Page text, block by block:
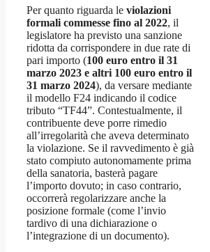
Per quanto riguarda le violazioni
formali commesse fino al 2022, il
legislatore ha previsto una sanzione
ridotta da corrispondere in due rate di
pari importo (100 euro entro il 31
marzo 2023 e altri 100 euro entro il
31 marzo 2024), da versare mediante
il modello F24 indicando il codice
tributo “TF44”. Contestualmente, il
contribuente deve porre rimedio
all’irregolarità che aveva determinato
la violazione. Se il ravvedimento è già
stato compiuto autonomamente prima
della sanatoria, basterà pagare
l’importo dovuto; in caso contrario,
occorrerà regolarizzare anche la
posizione formale (come l’invio
tardivo di una dichiarazione o
l’integrazione di un documento).